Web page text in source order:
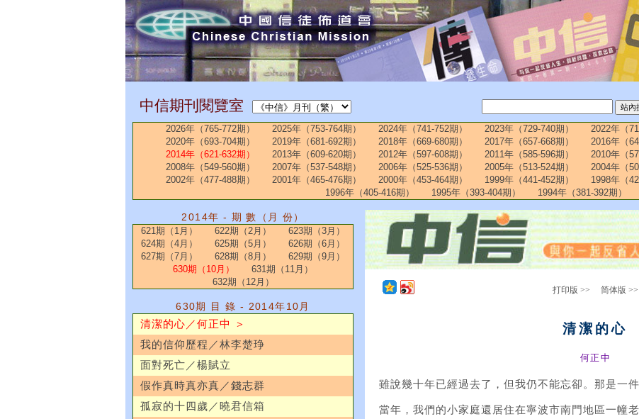
中信期刊閱覽室
2026年（765-772期） 2025年（753-764期） 2024年（741-752期） 2023年（729-740期） 2022年（
2020年（693-704期）
2019年（681-692期） 2018年（669-680期） 2017年（657-668期） 2016年（
2014年（621-632期）
2013年（609-620期） 2012年（597-608期） 2011年（585-596期） 2010年（
2008年（549-560期）
2007年（537-548期） 2006年（525-536期） 2005年（513-524期） 2004年（
2002年（477-488期）
2001年（465-476期） 2000年（453-464期） 1999年（441-452期） 1998年（
1996年（405-416期）
1995年（393-404期） 1994年（381-392期）
2014年 - 期 數（月 份）
621期（1月） 622期（2月）
623期（3月）
624期（4月）
625期（5月）
626期（6月）
627期（7月）
628期（8月）
629期（9月）
630期（10月）
631期（11月）
632期（12月）
630期 目 錄 - 2014年10月
清潔的心／何正中 ＞
我的信仰歷程／林李楚琤
面對死亡／楊賦立
假作真時真亦真／錢志群
孤寂的十四歲／曉君信箱
打印版 >> 简体版 >>
清潔的心
何正中
雖說幾十年已經過去了，但我仍不能忘卻。那是一
當年，我們的小家庭還居住在寧波市南門地區一幢